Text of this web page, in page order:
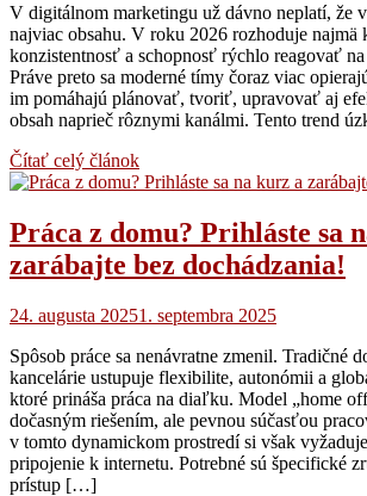
V digitálnom marketingu už dávno neplatí, že
najviac obsahu. V roku 2026 rozhoduje najmä
konzistentnosť a schopnosť rýchlo reagovať
Práve preto sa moderné tímy čoraz viac
im pomáhajú plánovať, tvoriť, upravovať aj
obsah naprieč rôznymi kanálmi. Tento trend
Čítať celý článok
Práca z domu? Prihláste sa
zarábajte bez dochádzania!
24. augusta 20251. septembra 2025
Spôsob práce sa nenávratne zmenil. Tradičné
kancelárie ustupuje flexibilite, autonómii a
ktoré prináša práca na diaľku. Model „home
dočasným riešením, ale pevnou súčasťou
v tomto dynamickom prostredí si však
pripojenie k internetu. Potrebné sú špecifické
prístup […]